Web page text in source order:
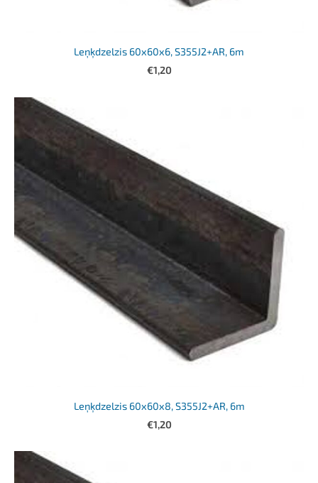
Leņķdzelzis 60x60x6, S355J2+AR, 6m
€1,20
Leņķdzelzis 60x60x8, S355J2+AR, 6m
€1,20